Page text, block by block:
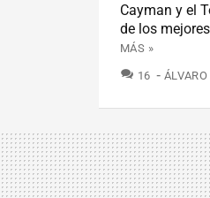
Cayman y el
de los
MÁS »
16